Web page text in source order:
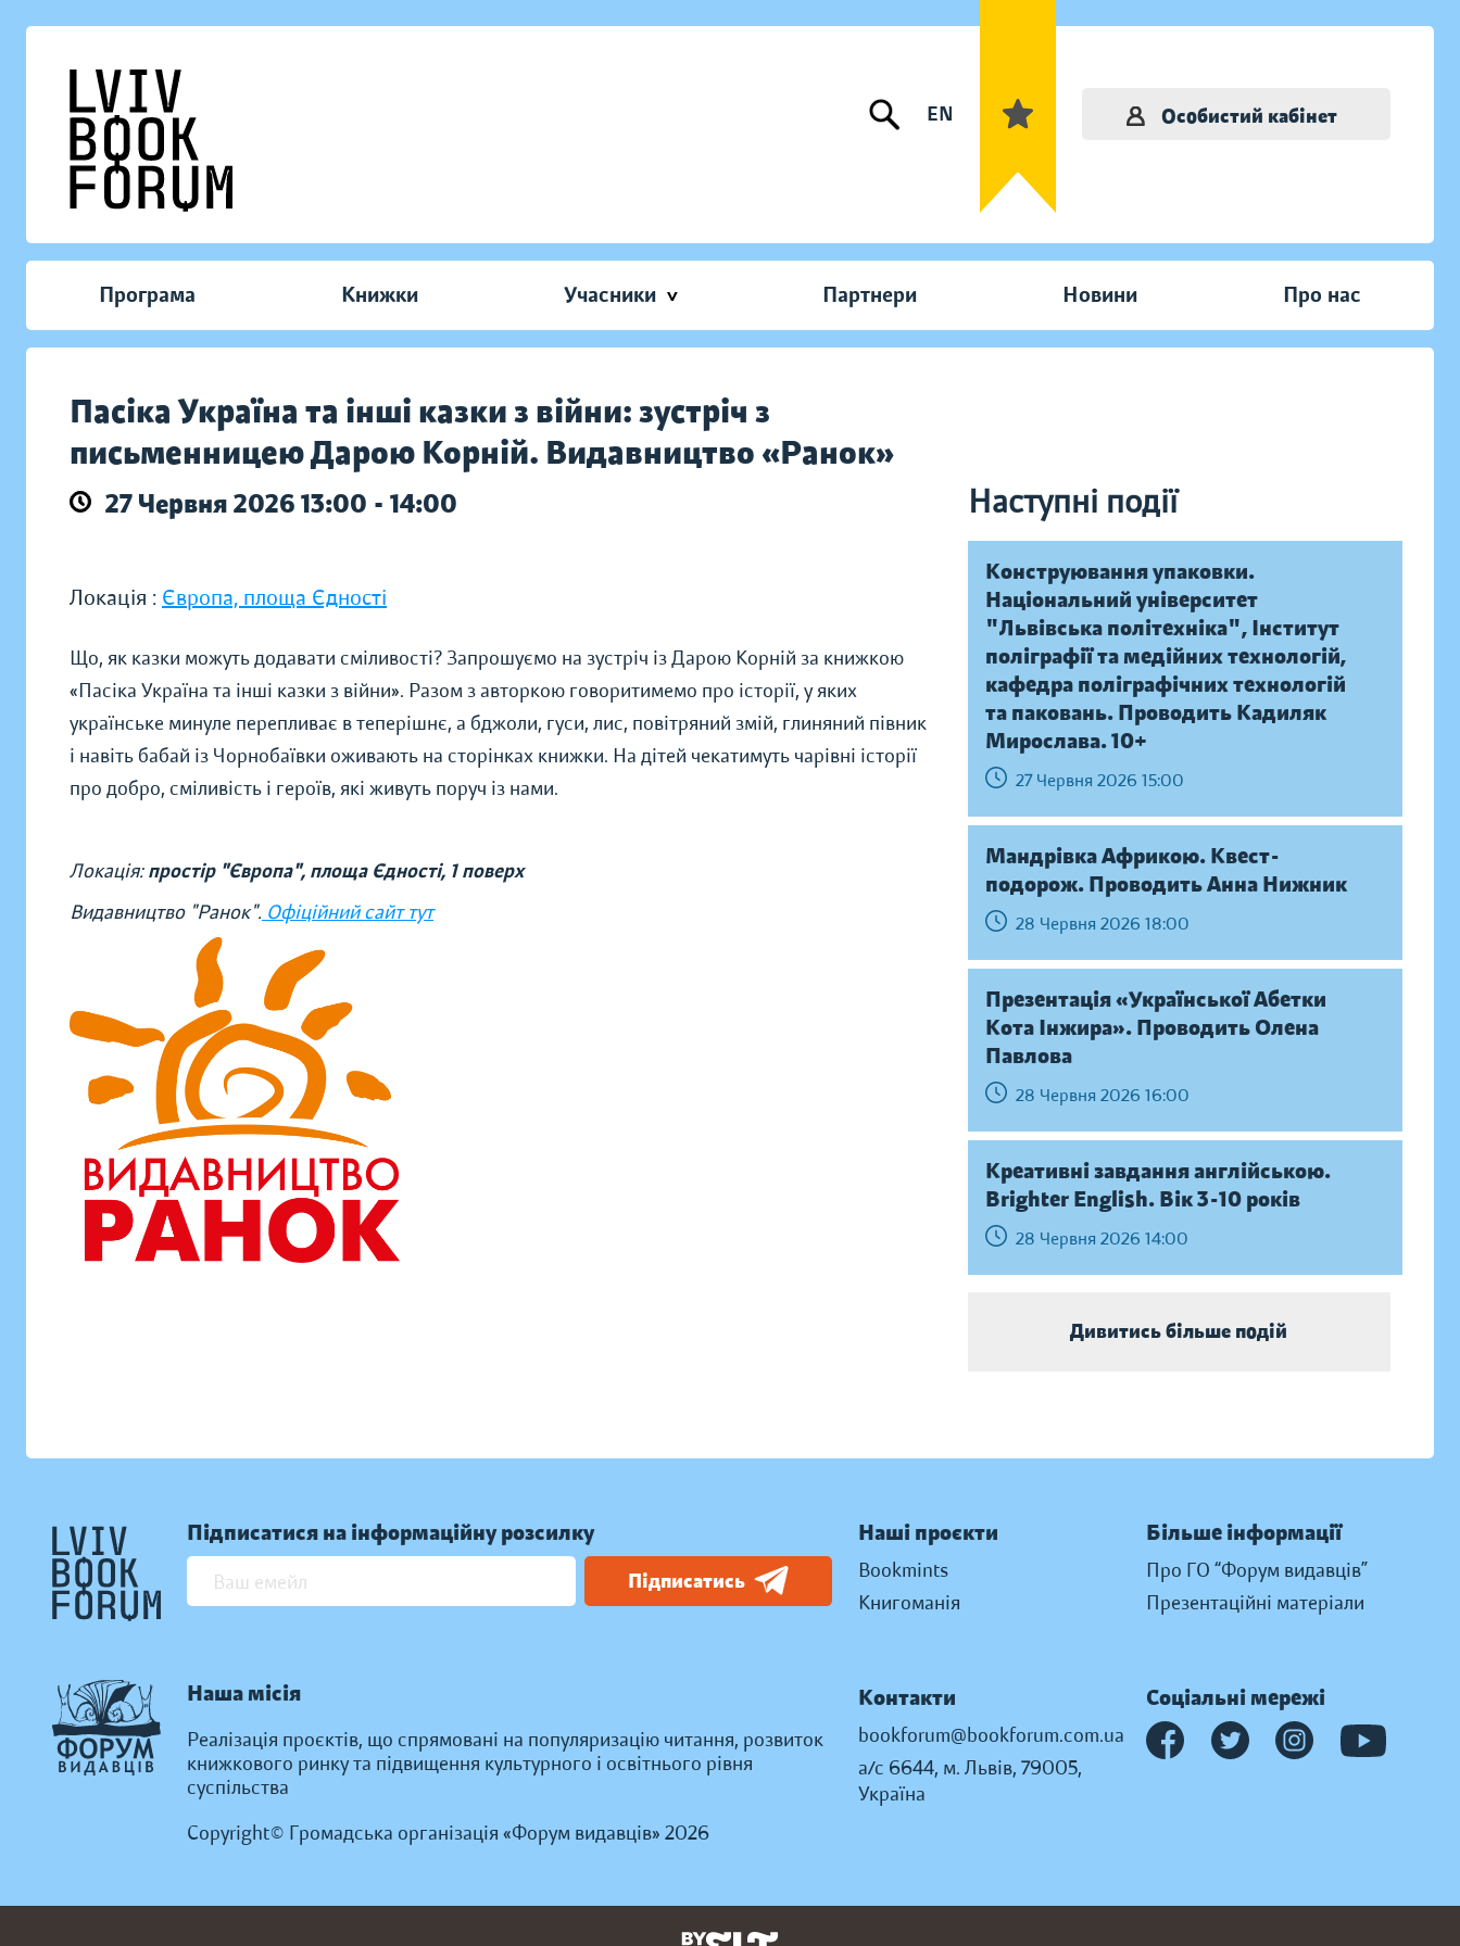
EN Особистий кабінет
Програма Книжки Учасники Партнери Новини Про нас
Пасіка Україна та інші казки з війни: зустріч з
письменницею Дарою Корній. Видавництво «Ранок»
27 Червня 2026 13:00 - 14:00 Наступні події
Локація : Європа, площа Єдності
Що, як казки можуть додавати сміливості? Запрошуємо на зустріч із Дарою Корній за книжкою
«Пасіка Україна та інші казки з війни». Разом з авторкою говоритимемо про історії, у яких
українське минуле перепливає в теперішнє, а бджоли, гуси, лис, повітряний змій, глиняний півник
і навіть бабай із Чорнобаївки оживають на сторінках книжки. На дітей чекатимуть чарівні історії
про добро, сміливість і героїв, які живуть поруч із нами.
Локація:простір "Європа", площа Єдності, 1 поверх
Видавництво "Ранок". Офіційний сайт тут
Конструювання упаковки.
Національний університет
"Львівська політехніка", Інститут
поліграфії та медійних технологій,
кафедра поліграфічних технологій
та паковань. Проводить Кадиляк
Мирослава. 10+
27 Червня 2026 15:00
Мандрівка Африкою. Квест-
подорож. Проводить Анна Нижник
28 Червня 2026 18:00
Презентація «Української Абетки
Кота Інжира». Проводить Олена
Павлова
28 Червня 2026 16:00
Креативні завдання англійською.
Brighter English. Вік 3-10 років
28 Червня 2026 14:00
Дивитись більше подій
Підписатися на інформаційну розсилку
Підписатись
Наша місія
Реалізація проєктів, що спрямовані на популяризацію читання, розвиток
книжкового ринку та підвищення культурного і освітнього рівня
суспільства
Copyright© Громадська організація «Форум видавців» 2026
Наші проєкти
Bookmints
Книгоманія
Більше інформації
Про ГО “Форум видавців”
Презентаційні матеріали
Контакти
bookforum@bookforum.com.ua
а/с 6644, м. Львів, 79005,
Україна
Соціальні мережі